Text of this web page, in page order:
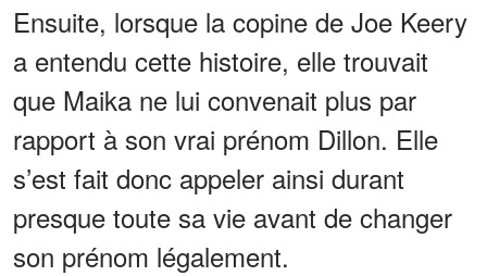
Ensuite, lorsque la copine de Joe Keery
a entendu cette histoire, elle trouvait
que Maika ne lui convenait plus par
rapport à son vrai prénom Dillon. Elle
s’est fait donc appeler ainsi durant
presque toute sa vie avant de changer
son prénom légalement.